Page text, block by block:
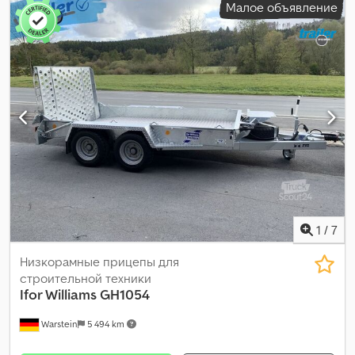
конфигурация осей: , длина грузового отсека:3 050 мм,
ширина пространства для загрузки:1 610 мм, подвеска:сталь,
Малое объявление
1 / 7
Warstein 5 494 km
Низкорамные прицепы для
строительной техники
Ifor WilliamsGH1054